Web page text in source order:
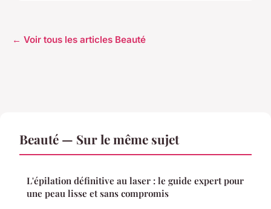
← Voir tous les articles Beauté
Beauté — Sur le même sujet
L'épilation définitive au laser : le guide expert pour
une peau lisse et sans compromis